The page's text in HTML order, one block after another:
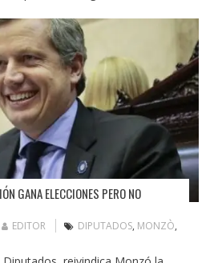
GANA ELECCIONES PERO NO
EDITOR DIPUTADOS, MONZÒ,